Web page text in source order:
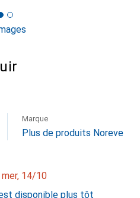
Marque
Plus de produits Noreve
mer, 14/10
disponible plus tôt